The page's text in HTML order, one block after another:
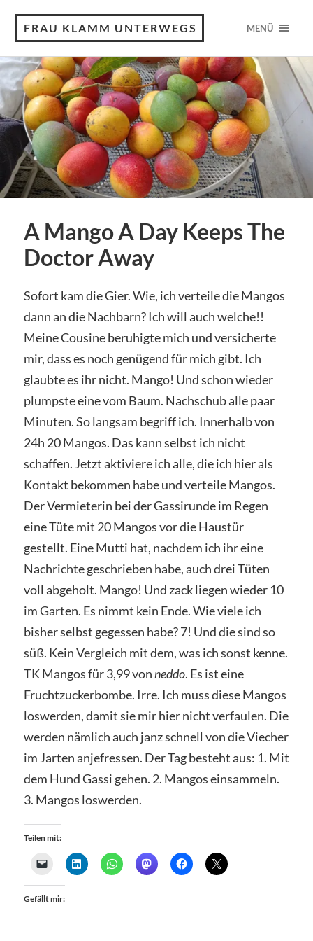
FRAU KLAMM UNTERWEGS MENÜ
A Mango A Day Keeps The
Doctor Away
Sofort kam die Gier. Wie, ich verteile die Mangos
dann an die Nachbarn? Ich will auch welche!!
Meine Cousine beruhigte mich und versicherte
mir, dass es noch genügend für mich gibt. Ich
glaubte es ihr nicht. Mango! Und schon wieder
plumpste eine vom Baum. Nachschub alle paar
Minuten. So langsam begriff ich. Innerhalb von
24h 20 Mangos. Das kann selbst ich nicht
schaffen. Jetzt aktiviere ich alle, die ich hier als
Kontakt bekommen habe und verteile Mangos.
Der Vermieterin bei der Gassirunde im Regen
eine Tüte mit 20 Mangos vor die Haustür
gestellt. Eine Mutti hat, nachdem ich ihr eine
Nachrichte geschrieben habe, auch drei Tüten
voll abgeholt. Mango! Und zack liegen wieder 10
im Garten. Es nimmt kein Ende. Wie viele ich
bisher selbst gegessen habe? 7! Und die sind so
süß. Kein Vergleich mit dem, was ich sonst kenne.
TK Mangos für 3,99 vonneddo. Es ist eine
Fruchtzuckerbombe. Irre. Ich muss diese Mangos
loswerden, damit sie mir hier nicht verfaulen. Die
werden nämlich auch janz schnell von die Viecher
im Jarten anjefressen. Der Tag besteht aus: 1. Mit
dem Hund Gassi gehen. 2. Mangos einsammeln.
3. Mangos loswerden.
Teilen mit:
Gefällt mir: